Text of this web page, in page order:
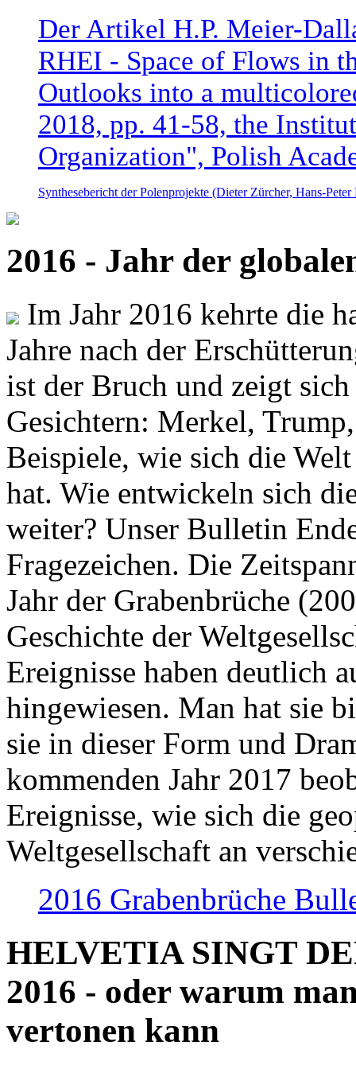
Der Artikel H.P. Meier-
RHEI - Space of Flows in
Outlooks into a
2018, pp. 41-58, the
Organization", Polish
Synthesebericht der Polenprojekte (Dieter Zürcher, Hans-
2016 - Jahr der
Im Jahr 2016 kehrte die
Jahre nach der
ist der Bruch und zeigt
Gesichtern: Merkel,
Beispiele, wie sich die
hat. Wie entwickeln sich
weiter? Unser Bulletin
Fragezeichen. Die
Jahr der Grabenbrüche
Geschichte der
Ereignisse haben deutlich
hingewiesen. Man hat sie
sie in dieser Form und
kommenden Jahr 2017
Ereignisse, wie sich die
Weltgesellschaft an
2016 Grabenbrüche
HELVETIA SINGT
2016 - oder warum
vertonen kann